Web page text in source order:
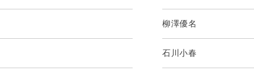
柳澤優名
石川小春